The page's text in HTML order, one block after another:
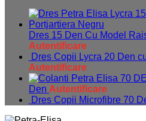
Dres 15 Den Cu Model
Autentificare
Dres Copii Lycra 20 Den
Autentificare
Den Autentificare
Dres Copii Microfibre 70